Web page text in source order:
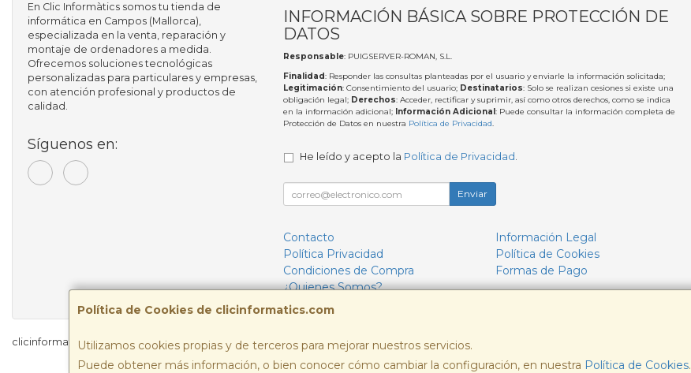
Política de Cookies de clicinformatics.com
Utilizamos cookies propias y de terceros para mejorar nuestros servicios.
Puede obtener más información, o bien conocer cómo cambiar la configuración, en nuestra Política de Cookies.
En Clic Informàtics somos tu tienda de
informática en Campos (Mallorca),
especializada en la venta, reparación y
montaje de ordenadores a medida.
Ofrecemos soluciones tecnológicas
personalizadas para particulares y empresas,
con atención profesional y productos de
calidad.
Síguenos en:
INFORMACIÓN BÁSICA SOBRE PROTECCIÓN DE
DATOS
Responsable: PUIGSERVER-ROMAN, S.L.
Finalidad: Responder las consultas planteadas por el usuario y enviarle la información solicitada;
Legitimación: Consentimiento del usuario; Destinatarios: Solo se realizan cesiones si existe una
obligación legal; Derechos: Acceder, rectificar y suprimir, así como otros derechos, como se indica
en la información adicional; Información Adicional: Puede consultar la información completa de
Protección de Datos en nuestra Política de Privacidad.
He leído y acepto la Política de Privacidad .
Enviar
Contacto
Información Legal
Política Privacidad
Política de Cookies
Condiciones de Compra
Formas de Pago
¿Quienes Somos?
clicinformatics.com © 2026
, , , , España. - C.I.F.: B57693244 - Tfno: